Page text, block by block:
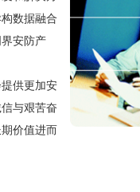
数据融合
安防产
供更加安
与艰苦奋
价值进而